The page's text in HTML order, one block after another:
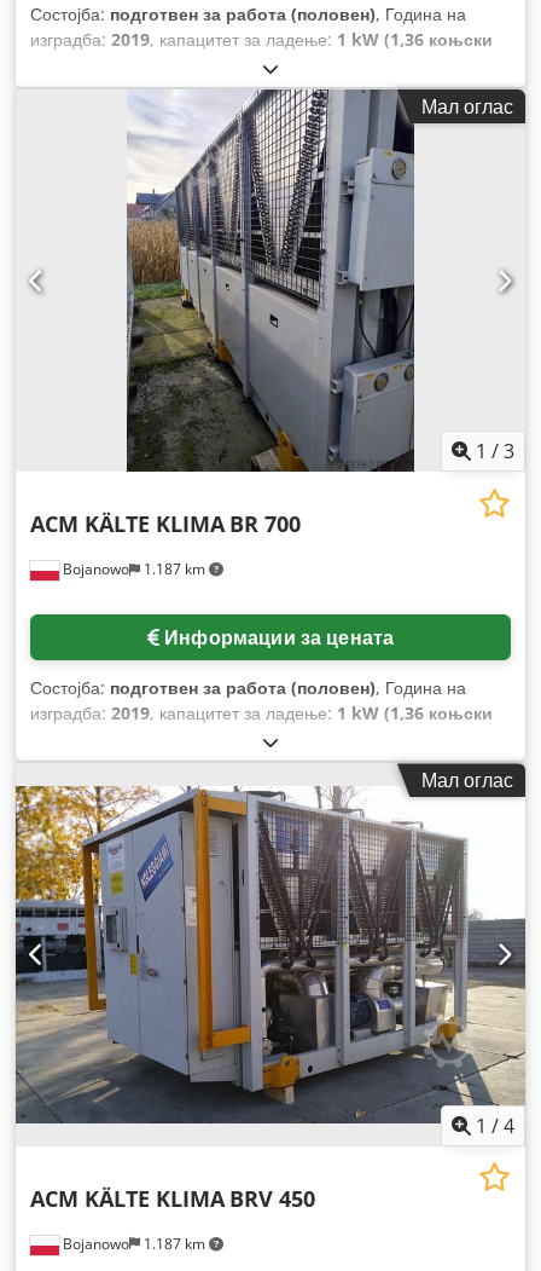
Состојба: подготвен за работа (половен), Година на
изградба: 2019, капацитет за ладење: 1 kW (1,36 коњски
Мал оглас
1 /3
Bojanowo 1.187 km
ACM KÄLTE KLIMA BR 700
Информации за цената
Состојба: подготвен за работа (половен), Година на
изградба: 2019, капацитет за ладење: 1 kW (1,36 коњски
Мал оглас
1 /4
Bojanowo 1.187 km
ACM KÄLTE KLIMA BRV 450